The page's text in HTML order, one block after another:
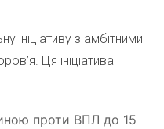
ініціативу з амбітними
Ця ініціатива
проти ВПЛ до 15